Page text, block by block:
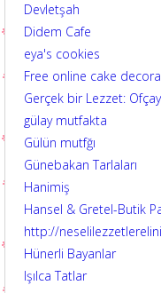
Devletşah
Didem Cafe
eya's cookies
Free online cake decora
Gerçek bir Lezzet:
gülay mutfakta
Gülün mutfğı
Günebakan Tarlaları
Hanimiş
Hansel & Gretel-Butik
http://
Hünerli Bayanlar
Işılca Tatlar